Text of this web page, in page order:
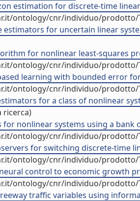
estimation for discrete-time
ontology/cnr/individuo/prodotto/
estimators for uncertain linear
for nonlinear least-squares
ontology/cnr/individuo/prodotto/
learning with bounded error
ontology/cnr/individuo/prodotto/
for a class of nonlinear
ricerca)
for nonlinear systems using a
ontology/cnr/individuo/prodotto/
for switching discrete-time
ontology/cnr/individuo/prodotto/
control to economic growth
ontology/cnr/individuo/prodotto/
traffic variables using